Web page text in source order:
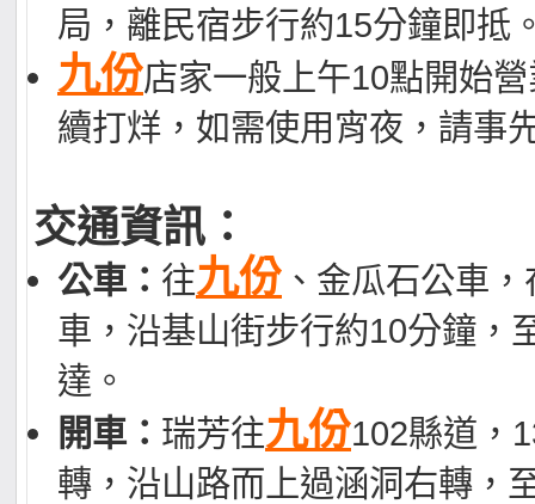
局，離民宿步行約15分鐘即抵
九份店家一般上午10點開始
續打烊，如需使用宵夜，請事
交通資訊：
公車： 往九份 、金瓜石公車，
車，沿基山街步行約10分鐘，
達。
開車： 瑞芳往九份102縣道，
轉，沿山路而上過涵洞右轉，